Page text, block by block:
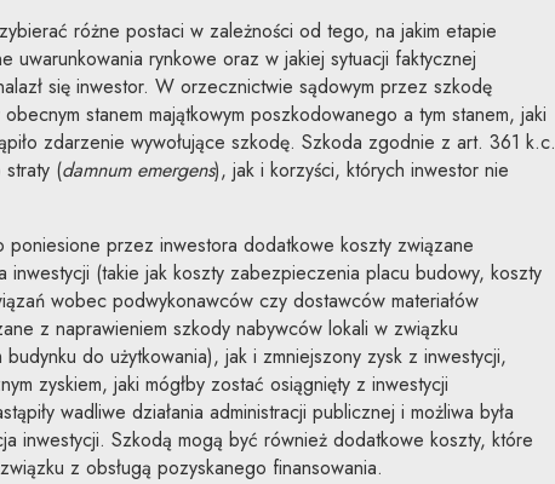
różne postaci w zależności od tego, na jakim etapie
uwarunkowania rynkowe oraz w jakiej sytuacji faktycznej
się inwestor. W orzecznictwie sądowym przez szkodę
stanem majątkowym poszkodowanego a tym stanem, jaki
zdarzenie wywołujące szkodę. Szkoda zgodnie z art. 361 k.c.
(damnum emergens), jak i korzyści, których inwestor nie
poniesione przez inwestora dodatkowe koszty związane
inwestycji (takie jak koszty zabezpieczenia placu budowy, koszty
wobec podwykonawców czy dostawców materiałów
z naprawieniem szkody nabywców lokali w związku
do użytkowania), jak i zmniejszony zysk z inwestycji,
zyskiem, jaki mógłby zostać osiągnięty z inwestycji
wadliwe działania administracji publicznej i możliwa była
inwestycji. Szkodą mogą być również dodatkowe koszty, które
z obsługą pozyskanego finansowania.